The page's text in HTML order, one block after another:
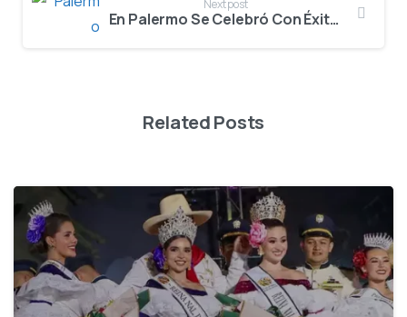
Next post
En Palermo Se Celebró Con Éxito Primera Ronda Clasificatoria
Related Posts